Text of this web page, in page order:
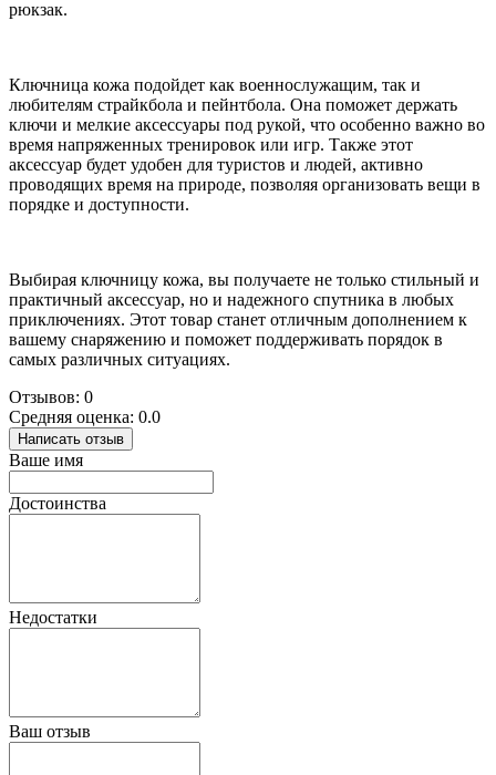
рюкзак.
Ключница кожа подойдет как военнослужащим, так и
любителям страйкбола и пейнтбола. Она поможет держать
ключи и мелкие аксессуары под рукой, что особенно важно во
время напряженных тренировок или игр. Также этот
аксессуар будет удобен для туристов и людей, активно
проводящих время на природе, позволяя организовать вещи в
порядке и доступности.
Выбирая ключницу кожа, вы получаете не только стильный и
практичный аксессуар, но и надежного спутника в любых
приключениях. Этот товар станет отличным дополнением к
вашему снаряжению и поможет поддерживать порядок в
самых различных ситуациях.
Отзывов: 0
Средняя оценка: 0.0
Написать отзыв
Ваше имя
Достоинства
Недостатки
Ваш отзыв